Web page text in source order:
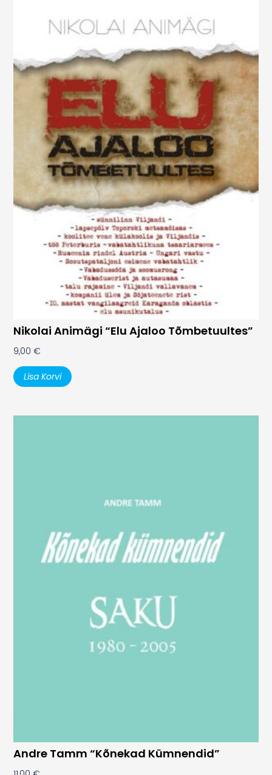
Nikolai Animägi “Elu Ajaloo Tõmbetuultes”
9,00€
Lisa Korvi
Andre Tamm “Kõnekad Kümnendid”